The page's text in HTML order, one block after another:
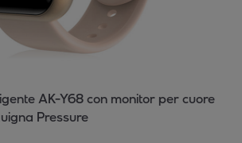
AK-Y68 con monitor per cuore
Pressure